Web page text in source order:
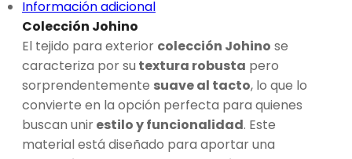
-
JOHINO
cantidad
Información adicional
Colección Johino
El tejido para exterior colección Johino se
caracteriza por su textura robusta pero
sorprendentemente suave al tacto, lo que lo
convierte en la opción perfecta para quienes
buscan unirestilo y funcionalidad. Este
material está diseñado para aportar una